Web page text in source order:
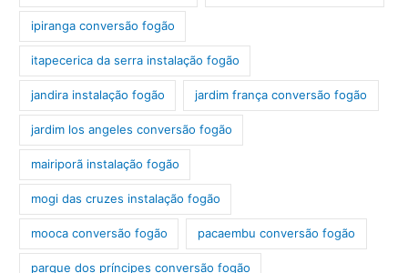
ipiranga conversão fogão
itapecerica da serra instalação fogão
jandira instalação fogão jardim frança conversão fogão
jardim los angeles conversão fogão
mairiporã instalação fogão
mogi das cruzes instalação fogão
mooca conversão fogão pacaembu conversão fogão
parque dos príncipes conversão fogão